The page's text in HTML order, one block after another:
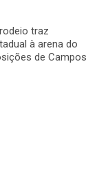
traz
à arena do
de Campos